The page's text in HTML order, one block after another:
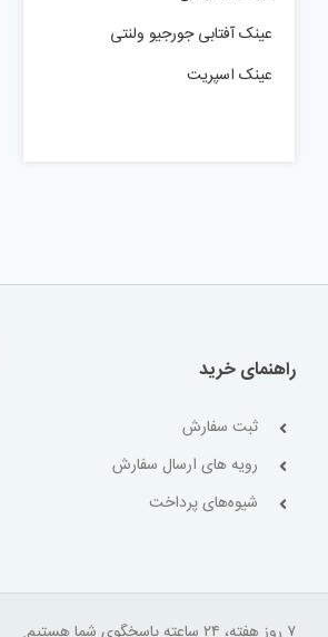
عینک آفتابی جورجیو ولنتی
عینک اسپریت
راهنمای خرید
ثبت سفارش
رویه های ارسال سفارش
شیوه‌های پرداخت